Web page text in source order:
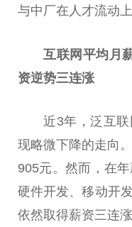
与中厂在人才流动
互联网 平均月
资逆势三连涨
近3年，泛互
现略微下降的走向
905元。然而，在
硬件开发、移动开
依然取得薪资三连涨